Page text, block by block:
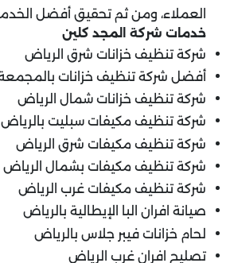
العملاء، ومن ثم تحقيق أفضل
خدمات شركة المجد كلين
شركة تنظيف خزانات شرق الرياض
أفضل شركة تنظيف خزانات
شركة تنظيف خزانات شمال الرياض
شركة تنظيف مكيفات سبليت بالرياض
شركة تنظيف مكيفات شرق الرياض
شركة تنظيف مكيفات بشمال الرياض
شركة تنظيف مكيفات غرب الرياض
صيانة افران البا الإيطالية بالرياض
لحام خزانات فيبر جلاس بالرياض
تصليح افران غرب الرياض